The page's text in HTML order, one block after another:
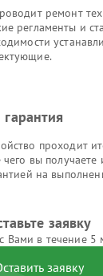
ремонт
регламенты и
проходит
чего вы
на
заявку
Вами в течение 5
заявку